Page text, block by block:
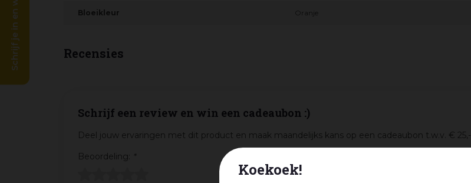
Koekoek!
Bloeikleur Oranje
Recensies
Schrijf een review en win een cadeaubon :)
Deel jouw ervaringen met dit product en maak maandelijks kans op een cadeaubon t.w.v. € 25,-
Beoordeling:
*
Schrijf je in en win!